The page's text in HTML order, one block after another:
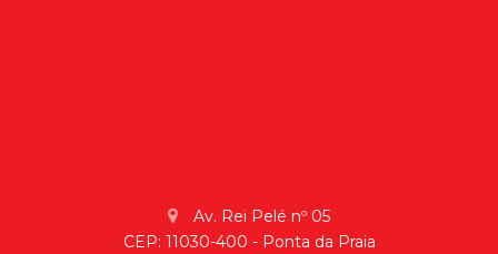
Av. Rei Pelé nº 05
CEP: 11030-400 - Ponta da Praia